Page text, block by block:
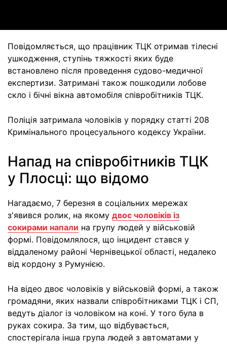
Повідомляється, що працівник ТЦК отримав тілесні
ушкодження, ступінь тяжкості яких буде
встановлено після проведення судово-медичної
експертизи. Затримані також пошкодили лобове
скло і бічні вікна автомобіля співробітників ТЦК.
Поліція затримала чоловіків у порядку статті 208
Кримінального процесуального кодексу України.
Напад на співробітників ТЦК
у Плосці: що відомо
Нагадаємо, 7 березня в соціальних мережах
з'явився ролик, на якому двоє чоловіків із
сокирами напали на групу людей у військовій
формі. Повідомлялося, що інцидент стався у
віддаленому районі Чернівецької області, недалеко
від кордону з Румунією.
На відео двоє чоловіків у військовій формі, а також
громадяни, яких назвали співробітниками ТЦК і СП,
ведуть діалог із чоловіком на коні. У того була в
руках сокира. За тим, що відбувається,
спостерігала інша група людей з автоматами у